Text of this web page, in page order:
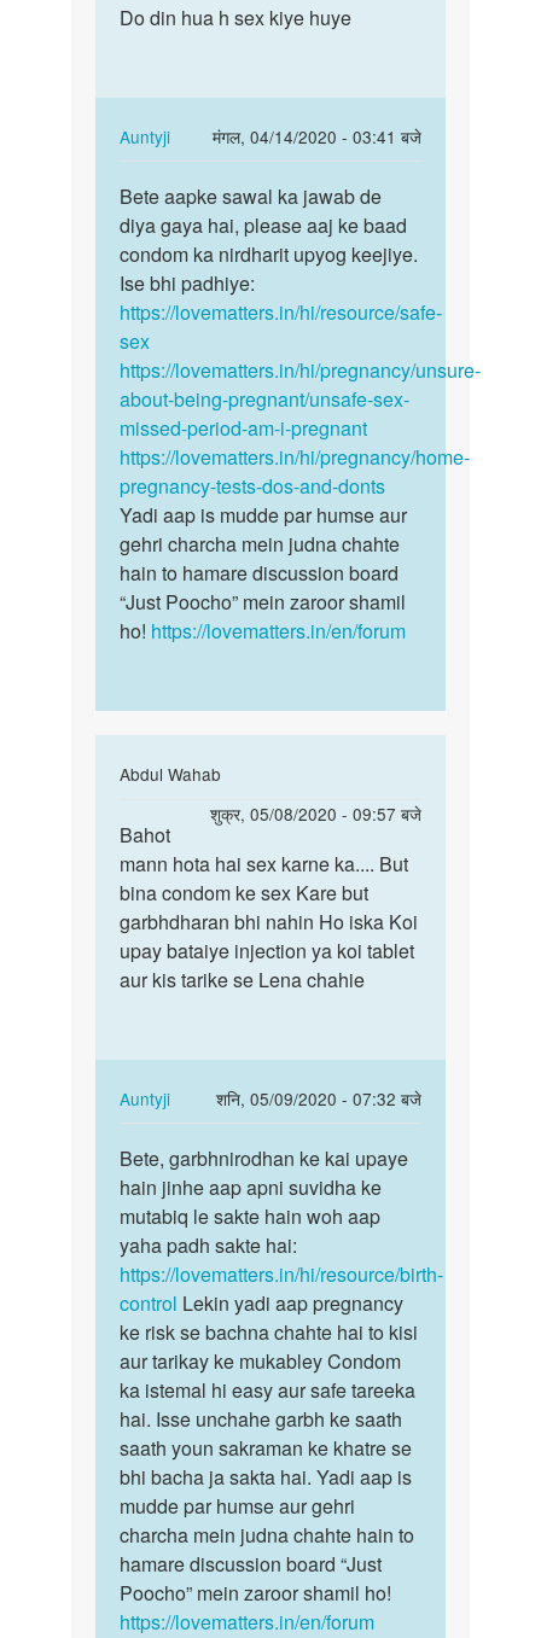
to
h
m
v
pragent
by
Anonymous
Do
h
sex
kiye
huye
Do din hua h sex kiye huye
Auntyji
मंगल, 04/14/2020 - 03:41 बजे
In
reply
to
Do
din
hua
h
kiye
huye
by
Suman
Bete
aapke
sawal
ka
jawab
de…
Bete aapke sawal ka jawab de
diya gaya hai, please aaj ke baad
condom ka nirdharit upyog keejiye.
Ise bhi padhiye:
https://lovematters.in/hi/resource/safe-
sex
https://lovematters.in/hi/pregnancy/unsure-
about-being-pregnant/unsafe-sex-
missed-period-am-i-pregnant
https://lovematters.in/hi/pregnancy/home-
pregnancy-tests-dos-and-donts
Yadi aap is mudde par humse aur
gehri charcha mein judna chahte
hain to hamare discussion board
“Just Poocho” mein zaroor shamil
ho! https://lovematters.in/en/forum
Abdul Wahab
शुक्र, 05/08/2020 - 09:57 बजे
to
sex
karne
ka
man
karta
manoj
Bahot
mann
hota
hai
sex…
Bahot
mann hota hai sex karne ka.... But
bina condom ke sex Kare but
garbhdharan bhi nahin Ho iska Koi
upay bataiye injection ya koi tablet
aur kis tarike se Lena chahie
Auntyji
शनि, 05/09/2020 - 07:32 बजे
In
reply
to
Bahot
mann
hota
hai
sex…
by
Abdul
Wahab
Bete,
garbhnirodhan
ke
kai…
Bete, garbhnirodhan ke kai upaye
hain jinhe aap apni suvidha ke
mutabiq le sakte hain woh aap
yaha padh sakte hai:
https://lovematters.in/hi/resource/birth-
control Lekin yadi aap pregnancy
ke risk se bachna chahte hai to kisi
aur tarikay ke mukabley Condom
ka istemal hi easy aur safe tareeka
hai. Isse unchahe garbh ke saath
saath youn sakraman ke khatre se
bhi bacha ja sakta hai. Yadi aap is
mudde par humse aur gehri
charcha mein judna chahte hain to
hamare discussion board “Just
Poocho” mein zaroor shamil ho!
https://lovematters.in/en/forum